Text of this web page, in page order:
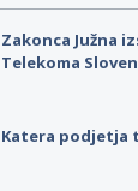
Zakonca Južna
Telekoma
Katera podjetja